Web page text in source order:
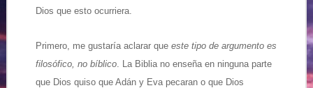
Dios que esto ocurriera.
Primero, me gustaría aclarar que este tipo de argumento es
filosófico, no bíblico. La Biblia no enseña en ninguna parte
que Dios quiso que Adán y Eva pecaran o que Dios